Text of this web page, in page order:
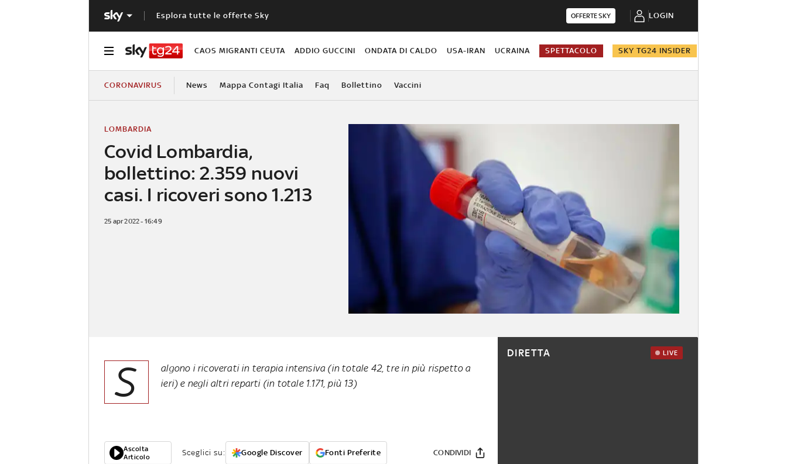
Esplora tutte le offerte Sky OFFERTE SKY LOGIN
CAOS MIGRANTI CEUTA ADDIO GUCCINI ONDATA DI CALDO USA-IRAN UCRAINA SPETTACOLO SKY TG24 INSIDER
CORONAVIRUS News Mappa Contagi Italia Faq Bollettino Vaccini
Covid Lombardia,
bollettino: 2.359 nuovi
casi. I ricoveri sono 1.213
LOMBARDIA
25 apr 2022 - 16:49
S
algono i ricoverati in terapia intensiva (in totale 42, tre in più rispetto a
ieri) e negli altri reparti (in totale 1.171, più 13)
Ascolta
Articolo
Sceglici su: Google Discover Fonti Preferite CONDIVIDI
DIRETTA LIVE